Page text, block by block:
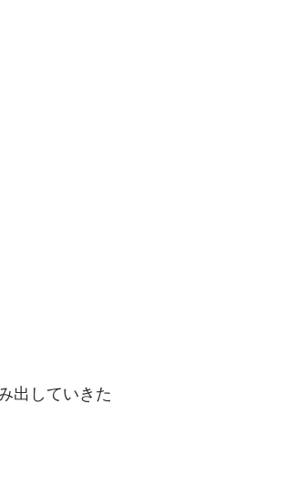
出していきた